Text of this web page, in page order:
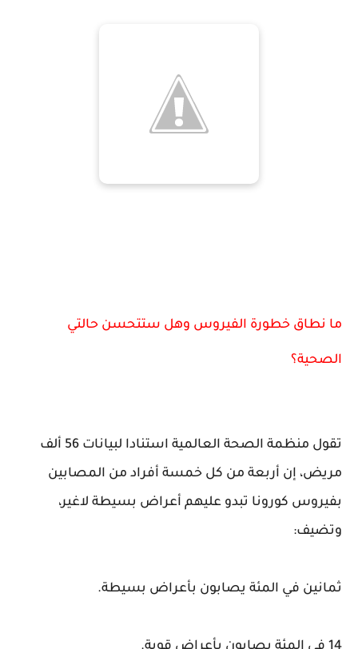
ما نطاق خطورة الفيروس وهل ستتحسن حالتي
الصحية؟
تقول منظمة الصحة العالمية استنادا لبيانات 56 ألف
مريض، إن أربعة من كل خمسة أفراد من المصابين
بفيروس كورونا تبدو عليهم أعراض بسيطة لاغير،
وتضيف:
ثمانين في المئة يصابون بأعراض بسيطة.